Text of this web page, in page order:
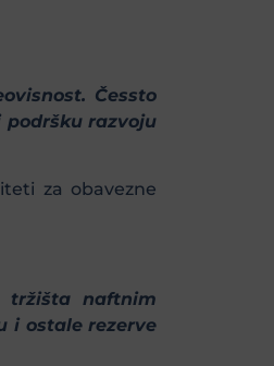
Čessto
razvoju
za obavezne
tržišta naftnim
i ostale rezerve